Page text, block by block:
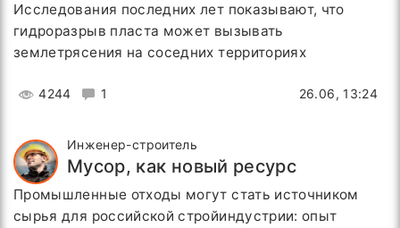
Исследования последних лет показывают, что
гидроразрыв пласта может вызывать
землетрясения на соседних территориях
4244 1 26.06, 13:24
Инженер-строитель
Мусор, как новый ресурс
Промышленные отходы могут стать источником
сырья для российской стройиндустрии: опыт